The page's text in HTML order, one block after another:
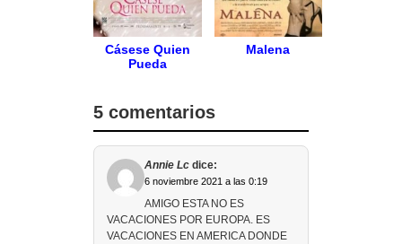
Cásese Quien
Pueda
Malena
5 comentarios
Annie Lc dice:
6 noviembre 2021 a las 0:19
AMIGO ESTA NO ES
VACACIONES POR EUROPA. ES
VACACIONES EN AMERICA DONDE